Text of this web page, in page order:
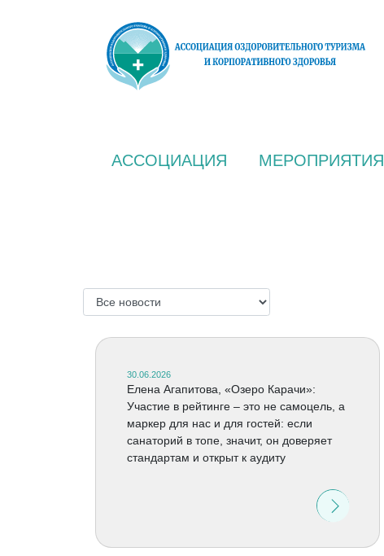
АССОЦИАЦИЯ МЕРОПРИЯТИЯ
30.06.2026
Елена Агапитова, «Озеро Карачи»:
Участие в рейтинге – это не самоцель, а
маркер для нас и для гостей: если
санаторий в топе, значит, он доверяет
стандартам и открыт к аудиту